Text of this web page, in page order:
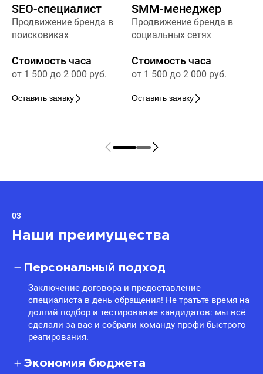
SEO-специалист
Продвижение бренда в
поисковиках
Стоимость часа
от 1 500 до 2 000 руб.
Оставить заявку
SMM-менеджер
Продвижение бренда в
социальных сетях
Стоимость часа
от 1 500 до 2 000 руб.
Оставить заявку
03
Наши преимущества
Персональный подход
Заключение договора и предоставление
специалиста в день обращения! Не тратьте время на
долгий подбор и тестирование кандидатов: мы всё
сделали за вас и собрали команду профи быстрого
реагирования.
Экономия бюджета